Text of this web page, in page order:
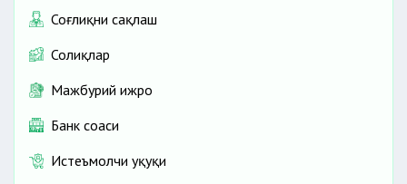
Соғлиқни сақлаш
Солиқлар
Мажбурий ижро
Банк соҳаси
Истеъмолчи ҳуқуқи